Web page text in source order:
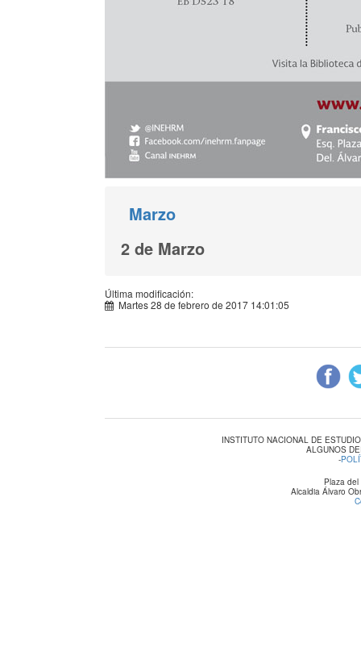
Marzo
2 de Marzo
Última modificación:
Martes 28 de febrero de 2017 14:01:05
INSTITUTO NACIONAL DE
ALGUNOS
-
Plaza
Alcaldia Álvaro